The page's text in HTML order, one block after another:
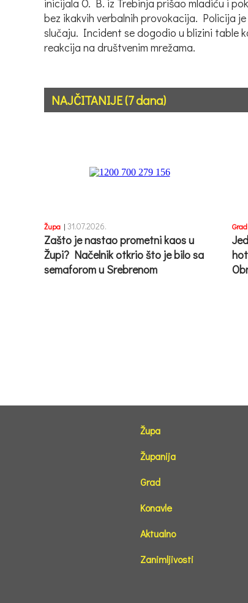
inicijala O. B. iz Trebinja prišao mladiću i
bez ikakvih verbalnih provokacija. Policija
slučaju. Incident se dogodio u blizini table
reakcija na društvenim mrežama.
NAJČITANIJE (7 dana)
Župa | 31.07.2026.
Zašto je nastao prometni kaos u
Župi? Načelnik otkrio što je bilo sa
semaforom u Srebrenom
Grad
Župa
Županija
Grad
Konavle
Aktualno
Zanimljivosti